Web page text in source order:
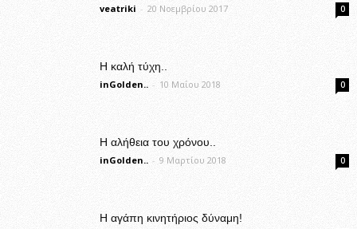
veatriki - 20 Νοεμβρίου 2017 0
Η καλή τύχη..
inGolden.. - 10 Μαΐου 2018 0
Η αλήθεια του χρόνου..
inGolden.. - 9 Μαρτίου 2018 0
Η αγάπη κινητήριος δύναμη!